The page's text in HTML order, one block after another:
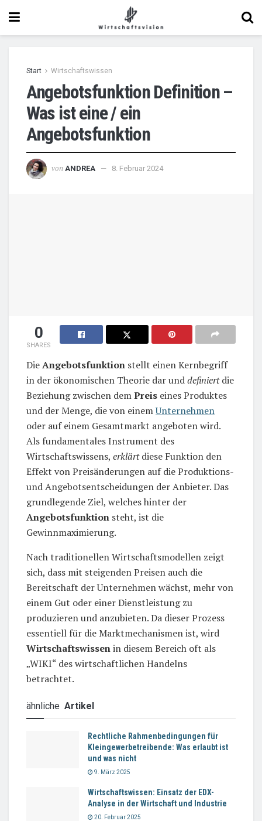
Start Wirtschaftswissen
Angebotsfunktion Definition –
Was ist eine / ein
Angebotsfunktion
von ANDREA 8. Februar 2024
0
SHARES
DieAngebotsfunktion stellt einen Kernbegriff
in der ökonomischen Theorie dar unddefiniertdie
Beziehung zwischen demPreis eines Produktes
und der Menge, die von einemUnternehmen
oder auf einem Gesamtmarkt angeboten wird.
Als fundamentales Instrument des
Wirtschaftswissens, erklärtdiese Funktion den
Effekt von Preisänderungen auf die Produktions-
und Angebotsentscheidungen der Anbieter. Das
grundlegende Ziel, welches hinter der
Angebotsfunktion steht, ist die
Gewinnmaximierung.
Nach traditionellen Wirtschaftsmodellen zeigt
sich, dass mit steigenden Preisen auch die
Bereitschaft der Unternehmen wächst, mehr von
einem Gut oder einer Dienstleistung zu
produzieren und anzubieten. Da dieser Prozess
essentiell für die Marktmechanismen ist, wird
Wirtschaftswissenin diesem Bereich oft als
„WIKI“ des wirtschaftlichen Handelns
betrachtet.
ähnliche Artikel
Rechtliche Rahmenbedingungen für
Kleingewerbetreibende: Was erlaubt ist
und was nicht
9. März 2025
Wirtschaftswissen: Einsatz der EDX-
Analyse in der Wirtschaft und Industrie
20. Februar 2025